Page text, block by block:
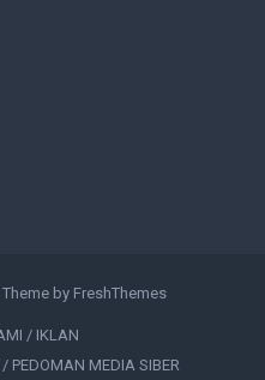
Theme by FreshThemes
/ IKLAN
PEDOMAN MEDIA SIBER